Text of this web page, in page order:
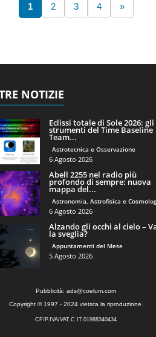
1 2 3 4 »
NOTIZIE
Eclissi totale di Sole 2026: gli
strumenti del Time Baseline
Team...
Astrotecnica e Osservazione
6 Agosto 2026
Abell 2255 nel radio più
profondo di sempre: nuova
mappa del...
Astronomia, Astrofisica e
6 Agosto 2026
Alzando gli occhi al cielo –
la sveglia?
Appuntamenti del Mese
5 Agosto 2026
Pubblicità: ads@coelum.com
Copyright © 1997 - 2024 vietata la riproduzione.
CF/P.IVA/VAT.C IT.01988340434